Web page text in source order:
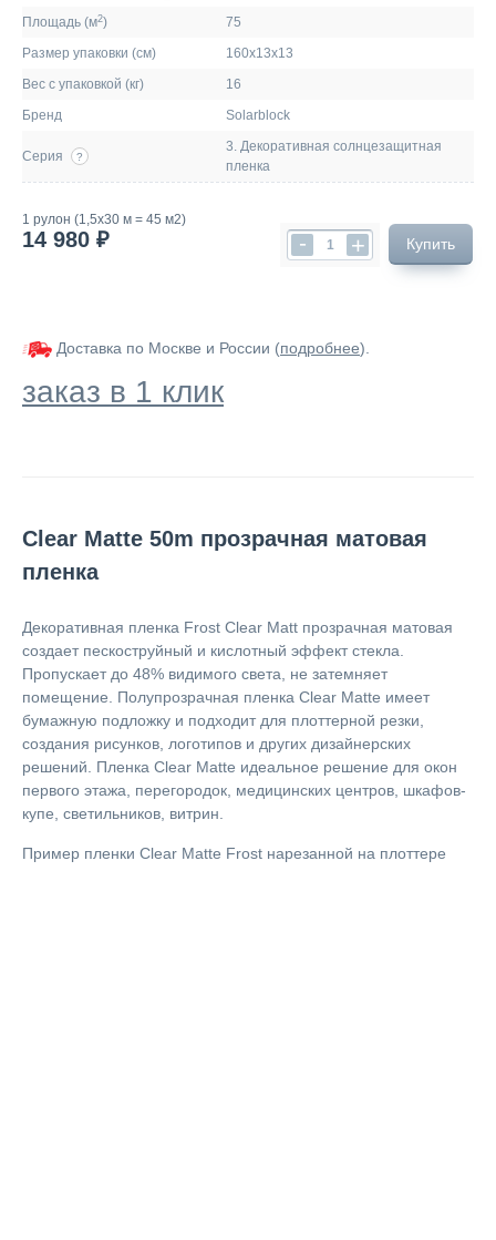
Площадь (м2)
75
Размер упаковки (см)
160х13х13
Вес с упаковкой (кг)
16
Бренд
Solarblock
Серия ?
3. Декоративная солнцезащитная
пленка
1 рулон (1,5х30 м = 45 м2)
14 980 ₽ - + Купить
Доставка по Москве и России (подробнее).
заказ в 1 клик
Clear Matte 50m прозрачная матовая
пленка
Декоративная пленка Frost Clear Matt прозрачная матовая
создает пескоструйный и кислотный эффект стекла.
Пропускает до 48% видимого света, не затемняет
помещение. Полупрозрачная пленка Clear Matte имеет
бумажную подложку и подходит для плоттерной резки,
создания рисунков, логотипов и других дизайнерских
решений. Пленка Clear Matte идеальное решение для окон
первого этажа, перегородок, медицинских центров, шкафов-
купе, светильников, витрин.
Пример пленки Clear Matte Frost нарезанной на плоттере